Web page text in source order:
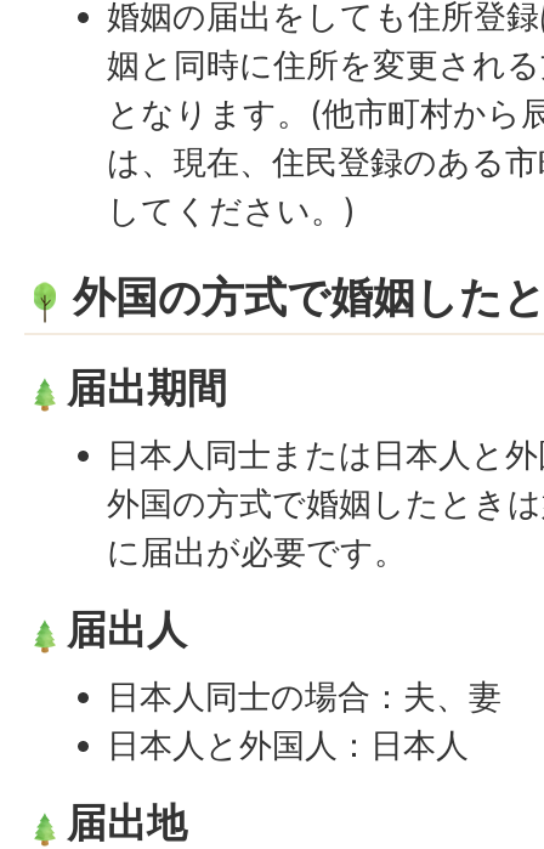
婚姻の届出をしても住所登
姻と同時に住所を変更され
となります。(他市町村から
は、現在、住民登録のある
してください。)
外国の方式で婚姻した
届出期間
日本人同士または日本人と
外国の方式で婚姻したとき
に届出が必要です。
届出人
日本人同士の場合：夫、妻
日本人と外国人：日本人
届出地